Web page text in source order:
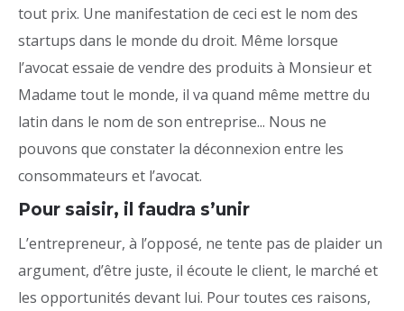
tout prix. Une manifestation de ceci est le nom des
startups dans le monde du droit. Même lorsque
l’avocat essaie de vendre des produits à Monsieur et
Madame tout le monde, il va quand même mettre du
latin dans le nom de son entreprise... Nous ne
pouvons que constater la déconnexion entre les
consommateurs et l’avocat.
Pour saisir, il faudra s’unir
L’entrepreneur, à l’opposé, ne tente pas de plaider un
argument, d’être juste, il écoute le client, le marché et
les opportunités devant lui. Pour toutes ces raisons,